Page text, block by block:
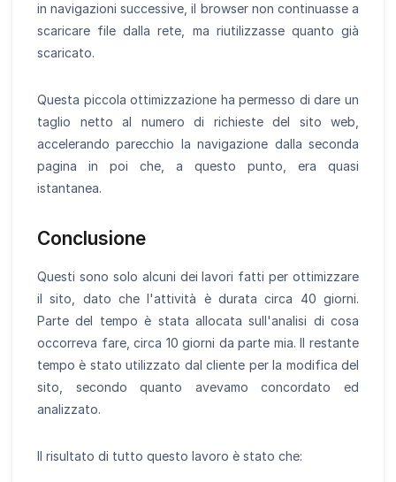
in navigazioni successive, il browser non continuasse a
scaricare file dalla rete, ma riutilizzasse quanto già
scaricato.
Questa piccola ottimizzazione ha permesso di dare un
taglio netto al numero di richieste del sito web,
accelerando parecchio la navigazione dalla seconda
pagina in poi che, a questo punto, era quasi
istantanea.
Conclusione
Questi sono solo alcuni dei lavori fatti per ottimizzare
il sito, dato che l'attività è durata circa 40 giorni.
Parte del tempo è stata allocata sull'analisi di cosa
occorreva fare, circa 10 giorni da parte mia. Il restante
tempo è stato utilizzato dal cliente per la modifica del
sito, secondo quanto avevamo concordato ed
analizzato.
Il risultato di tutto questo lavoro è stato che: